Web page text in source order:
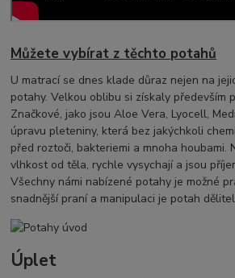
Můžete vybírat z těchto potahů
U matrací se dnes klade důraz nejen na
potahy. Velkou oblibu si získaly především
Značkové, jako jsou Aloe Vera, Lyocell,
úpravu pleteniny, která bez jakýchkoli
před roztoči, bakteriemi a mnoha houbami.
vlhkost od těla, rychle vysychají a jsou
Všechny námi nabízené potahy je možné
snadnější praní a manipulaci je potah
Úplet